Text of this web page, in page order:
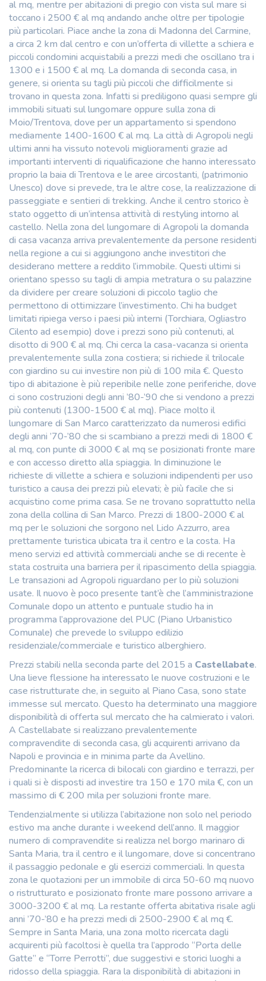
al mq, mentre per abitazioni di pregio con vista sul mare si
toccano i 2500 € al mq andando anche oltre per tipologie
più particolari. Piace anche la zona di Madonna del Carmine,
a circa 2 km dal centro e con un’offerta di villette a schiera e
piccoli condomini acquistabili a prezzi medi che oscillano tra i
1300 e i 1500 € al mq. La domanda di seconda casa, in
genere, si orienta su tagli più piccoli che difficilmente si
trovano in questa zona. Infatti si prediligono quasi sempre gli
immobili situati sul lungomare oppure sulla zona di
Moio/Trentova, dove per un appartamento si spendono
mediamente 1400-1600 € al mq. La città di Agropoli negli
ultimi anni ha vissuto notevoli miglioramenti grazie ad
importanti interventi di riqualificazione che hanno interessato
proprio la baia di Trentova e le aree circostanti, (patrimonio
Unesco) dove si prevede, tra le altre cose, la realizzazione di
passeggiate e sentieri di trekking. Anche il centro storico è
stato oggetto di un’intensa attività di restyling intorno al
castello. Nella zona del lungomare di Agropoli la domanda
di casa vacanza arriva prevalentemente da persone residenti
nella regione a cui si aggiungono anche investitori che
desiderano mettere a reddito l’immobile. Questi ultimi si
orientano spesso su tagli di ampia metratura o su palazzine
da dividere per creare soluzioni di piccolo taglio che
permettono di ottimizzare l’investimento. Chi ha budget
limitati ripiega verso i paesi più interni (Torchiara, Ogliastro
Cilento ad esempio) dove i prezzi sono più contenuti, al
disotto di 900 € al mq. Chi cerca la casa-vacanza si orienta
prevalentemente sulla zona costiera; si richiede il trilocale
con giardino su cui investire non più di 100 mila €. Questo
tipo di abitazione è più reperibile nelle zone periferiche, dove
ci sono costruzioni degli anni ’80-’90 che si vendono a prezzi
più contenuti (1300-1500 € al mq). Piace molto il
lungomare di San Marco caratterizzato da numerosi edifici
degli anni ’70-’80 che si scambiano a prezzi medi di 1800 €
al mq, con punte di 3000 € al mq se posizionati fronte mare
e con accesso diretto alla spiaggia. In diminuzione le
richieste di villette a schiera e soluzioni indipendenti per uso
turistico a causa dei prezzi più elevati; è più facile che si
acquistino come prima casa. Se ne trovano soprattutto nella
zona della collina di San Marco. Prezzi di 1800-2000 € al
mq per le soluzioni che sorgono nel Lido Azzurro, area
prettamente turistica ubicata tra il centro e la costa. Ha
meno servizi ed attività commerciali anche se di recente è
stata costruita una barriera per il ripascimento della spiaggia.
Le transazioni ad Agropoli riguardano per lo più soluzioni
usate. Il nuovo è poco presente tant’è che l’amministrazione
Comunale dopo un attento e puntuale studio ha in
programma l’approvazione del PUC (Piano Urbanistico
Comunale) che prevede lo sviluppo edilizio
residenziale/commerciale e turistico alberghiero.
Prezzi stabili nella seconda parte del 2015 a Castellabate.
Una lieve flessione ha interessato le nuove costruzioni e le
case ristrutturate che, in seguito al Piano Casa, sono state
immesse sul mercato. Questo ha determinato una maggiore
disponibilità di offerta sul mercato che ha calmierato i valori.
A Castellabate si realizzano prevalentemente
compravendite di seconda casa, gli acquirenti arrivano da
Napoli e provincia e in minima parte da Avellino.
Predominante la ricerca di bilocali con giardino e terrazzi, per
i quali si è disposti ad investire tra 150 e 170 mila €, con un
massimo di € 200 mila per soluzioni fronte mare.
Tendenzialmente si utilizza l’abitazione non solo nel periodo
estivo ma anche durante i weekend dell’anno. Il maggior
numero di compravendite si realizza nel borgo marinaro di
Santa Maria, tra il centro e il lungomare, dove si concentrano
il passaggio pedonale e gli esercizi commerciali. In questa
zona le quotazioni per un immobile di circa 50-60 mq nuovo
o ristrutturato e posizionato fronte mare possono arrivare a
3000-3200 € al mq. La restante offerta abitativa risale agli
anni ’70-’80 e ha prezzi medi di 2500-2900 € al mq €.
Sempre in Santa Maria, una zona molto ricercata dagli
acquirenti più facoltosi è quella tra l’approdo “Porta delle
Gatte” e “Torre Perrotti”, due suggestivi e storici luoghi a
ridosso della spiaggia. Rara la disponibilità di abitazioni in